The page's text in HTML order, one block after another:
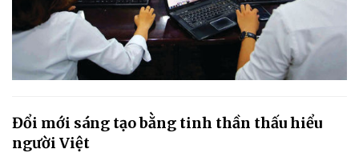
Đổi mới sáng tạo bằng tinh thần thấu hiểu
người Việt